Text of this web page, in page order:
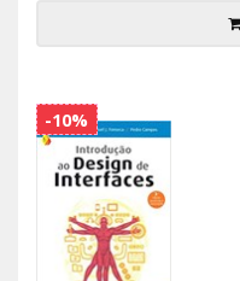
-10%